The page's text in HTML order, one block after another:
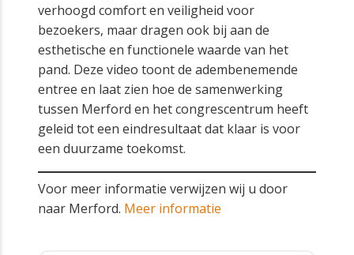
verhoogd comfort en veiligheid voor
bezoekers, maar dragen ook bij aan de
esthetische en functionele waarde van het
pand. Deze video toont de adembenemende
entree en laat zien hoe de samenwerking
tussen Merford en het congrescentrum heeft
geleid tot een eindresultaat dat klaar is voor
een duurzame toekomst.
Voor meer informatie verwijzen wij u door
naar Merford. Meer informatie